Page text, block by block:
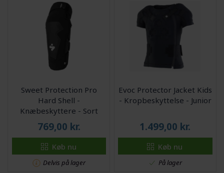
Sweet Protection Pro
Hard Shell -
Knæbeskyttere - Sort
769,00 kr.
Køb nu
Delvis på lager
Evoc Protector Jacket Kids
- Kropbeskyttelse - Junior
1.499,00 kr.
Køb nu
På lager